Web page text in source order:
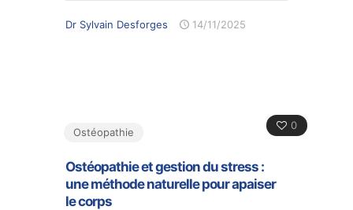
Dr Sylvain Desforges 14/11/2025
0
Ostéopathie
Ostéopathie et gestion du stress :
une méthode naturelle pour apaiser
le corps